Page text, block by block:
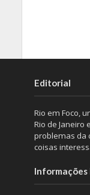
Editorial
Rio em Foco,
Rio de Janeiro
problemas da
coisas